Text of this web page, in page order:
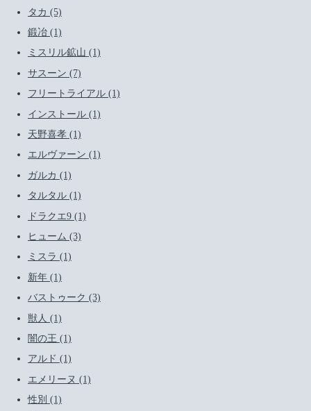
タカ (5)
鍛冶 (1)
ミスリル鉱山 (1)
サスーン (7)
フリートライアル (1)
インストール (1)
天野喜孝 (1)
エルヴァーン (1)
ガルカ (1)
タルタル (1)
ドラクエ9 (1)
ヒューム (3)
ミスラ (1)
新年 (1)
バストゥーク (3)
獣人 (1)
闇の王 (1)
アルド (1)
エメリーヌ (1)
性別 (1)